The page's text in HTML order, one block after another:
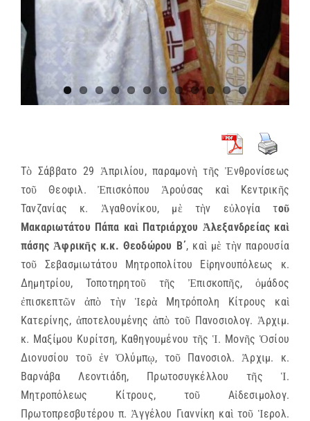
Τὸ Σάββατο 29 Ἀπριλίου, παραμονὴ τῆς Ἐνθρονίσεως
τοῦ Θεοφιλ. Ἐπισκόπου Ἀρούσας καὶ Κεντρικῆς
Τανζανίας κ. Ἀγαθονίκου, μὲ τὴν εὐλογία τοῦ
Μακαριωτάτου Πάπα καὶ Πατριάρχου Ἀλεξανδρείας καὶ
πάσης Ἀφρικῆς κ.κ. Θεοδώρου Β΄, καὶ μὲ τὴν παρουσία
τοῦ Σεβασμιωτάτου Μητροπολίτου Εἰρηνουπόλεως κ.
Δημητρίου, Τοποτηρητοῦ τῆς Ἐπισκοπῆς, ὁμάδος
ἐπισκεπτῶν ἀπὸ τὴν Ἱερὰ Μητρόπολη Κίτρους καὶ
Κατερίνης, ἀποτελουμένης ἀπὸ τοῦ Πανοσιολογ. Ἀρχιμ.
κ. Μαξίμου Κυρίτση, Καθηγουμένου τῆς Ἱ. Μονῆς Ὁσίου
Διονυσίου τοῦ ἐν Ὀλύμπῳ, τοῦ Πανοσιολ. Ἀρχιμ. κ.
Βαρνάβα Λεοντιάδη, Πρωτοσυγκέλλου τῆς Ἱ.
Μητροπόλεως Κίτρους, τοῦ Αἰδεσιμολογ.
Πρωτοπρεσβυτέρου π. Ἀγγέλου Γιαννίκη καὶ τοῦ Ἱερολ.